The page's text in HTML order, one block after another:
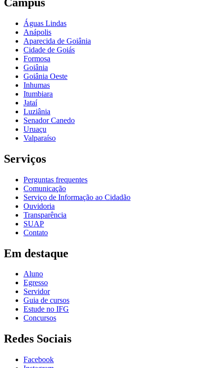
Águas Lindas
Anápolis
Aparecida de Goiânia
Cidade de Goiás
Formosa
Goiânia
Goiânia Oeste
Inhumas
Itumbiara
Jataí
Luziânia
Senador Canedo
Uruaçu
Valparaíso
Serviços
Perguntas frequentes
Comunicação
Serviço de Informação ao Cidadão
Ouvidoria
Transparência
SUAP
Contato
Em destaque
Aluno
Egresso
Servidor
Guia de cursos
Estude no IFG
Concursos
Redes Sociais
Facebook